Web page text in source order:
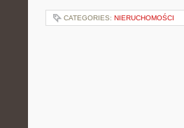
CATEGORIES: NIERUCHOMOŚCI